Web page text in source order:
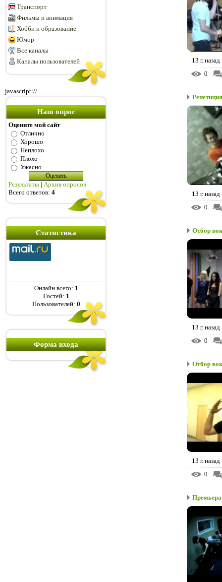
Транспорт
Фильмы и анимация
Хобби и образование
Юмор
Все каналы
Каналы пользователей
javascript://
Наш опрос
Оцените мой сайт
Отлично
Хорошо
Неплохо
Плохо
Ужасно
Результаты | Архив опросов
Всего ответов: 4
Статистика
Онлайн всего: 1
Гостей: 1
Пользователей: 0
Форма входа
13 г. назад
0
13 г. назад
0
Отбор
13 г. назад
0
Отбор
13 г. назад
0